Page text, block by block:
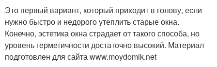
Это первый вариант, который приходит в голову, если
нужно быстро и недорого утеплить старые окна.
Конечно, эстетика окна страдает от такого способа, но
уровень герметичности достаточно высокий. Материал
подготовлен для сайта www.moydomik.net